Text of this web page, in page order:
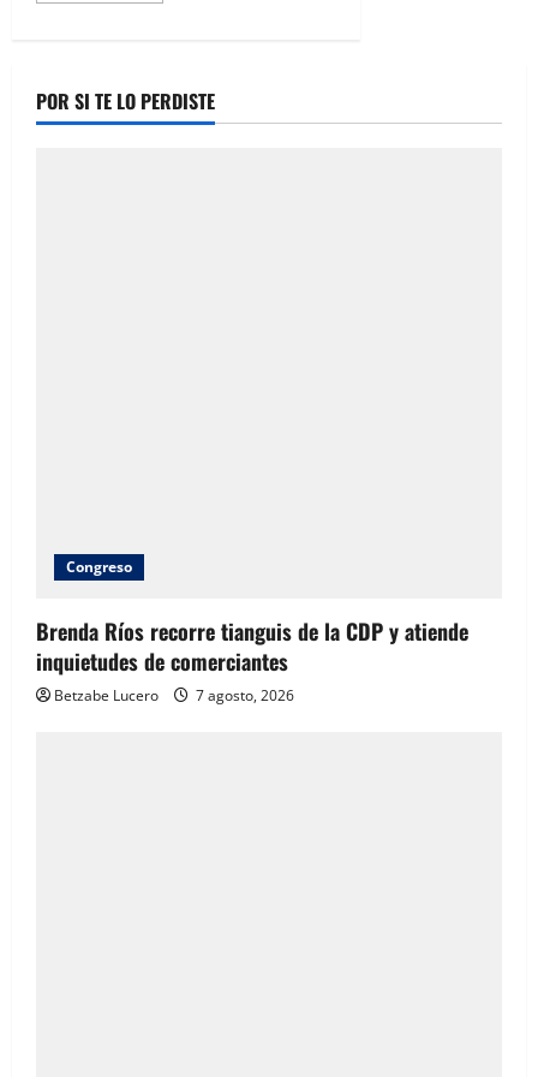
exsevidores
públicos
POR SI TE LO PERDISTE
Congreso
Brenda Ríos recorre tianguis de la CDP y atiende
inquietudes de comerciantes
Betzabe Lucero 7 agosto, 2026